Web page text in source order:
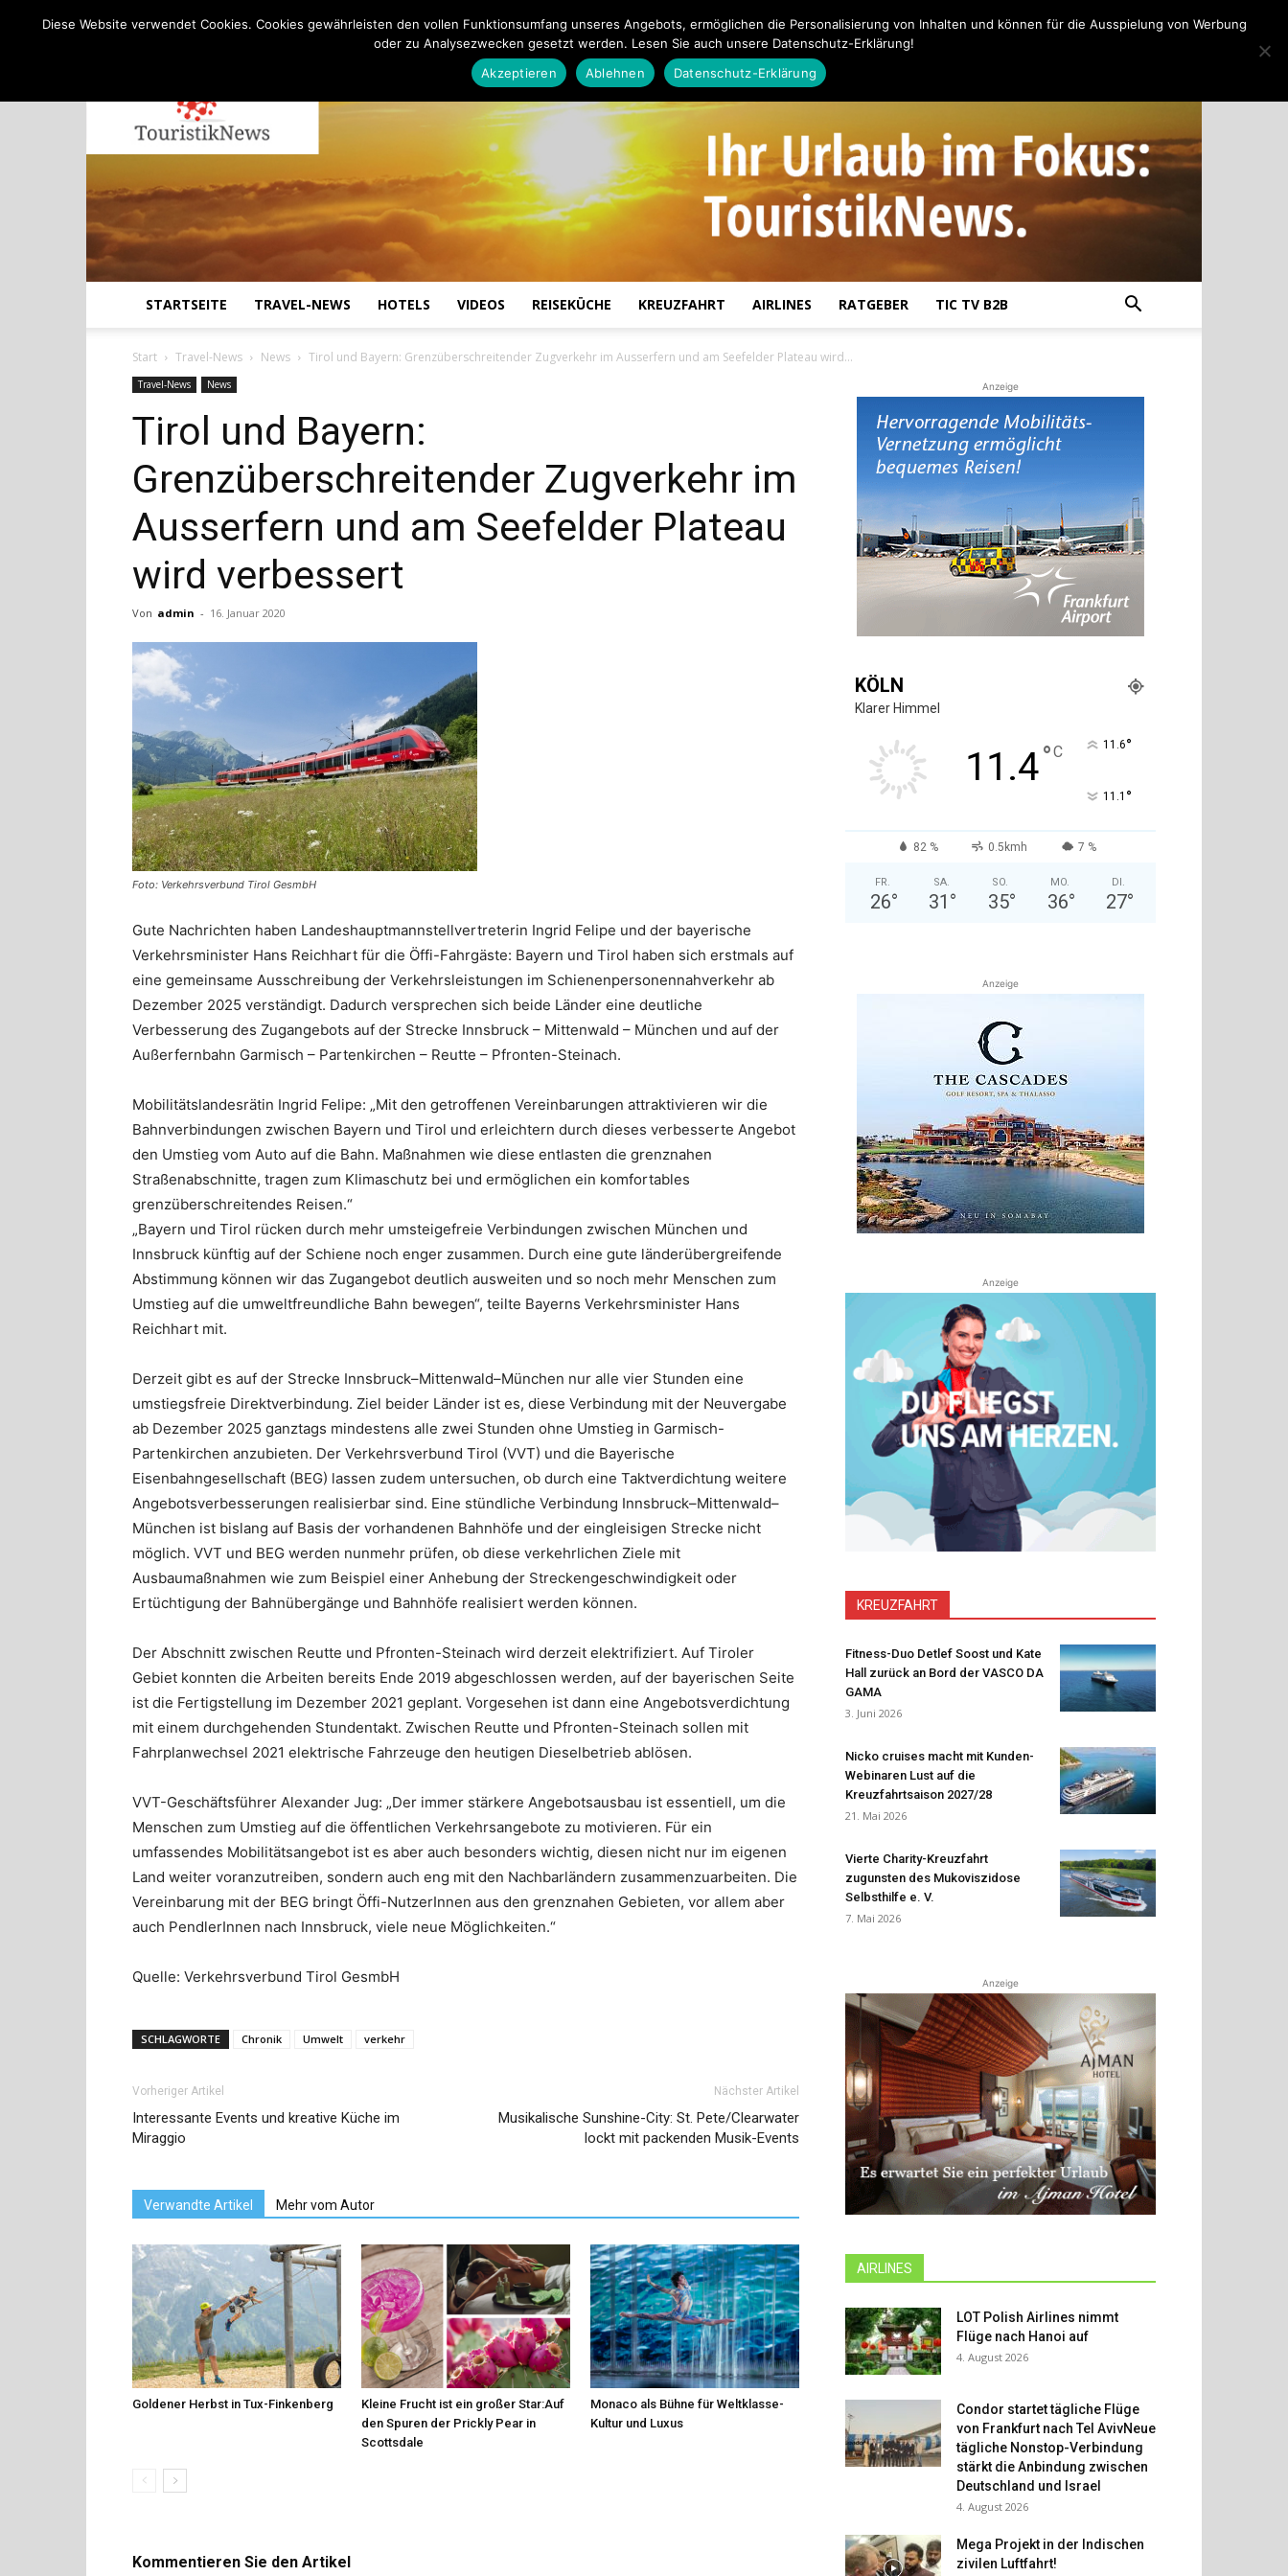
STARTSEITE TRAVEL-NEWS HOTELS VIDEOS REISEKÜCHE KREUZFAHRT AIRLINES RATGEBER TIC TV B2B
Start Travel-News News Tirol und Bayern: Grenzüberschreitender Zugverkehr im Ausserfern und am Seefelder Plateau wird...
Travel-News News
Tirol und Bayern:
Grenzüberschreitender Zugverkehr im
Ausserfern und am Seefelder Plateau
wird verbessert
Von admin - 16. Januar 2020
Foto: Verkehrsverbund Tirol GesmbH
Gute Nachrichten haben Landeshauptmannstellvertreterin Ingrid Felipe und der bayerische
Verkehrsminister Hans Reichhart für die Öffi-Fahrgäste: Bayern und Tirol haben sich erstmals auf
eine gemeinsame Ausschreibung der Verkehrsleistungen im Schienenpersonennahverkehr ab
Dezember 2025 verständigt. Dadurch versprechen sich beide Länder eine deutliche
Verbesserung des Zugangebots auf der Strecke Innsbruck – Mittenwald – München und auf der
Außerfernbahn Garmisch – Partenkirchen – Reutte – Pfronten-Steinach.
Mobilitätslandesrätin Ingrid Felipe: „Mit den getroffenen Vereinbarungen attraktivieren wir die
Bahnverbindungen zwischen Bayern und Tirol und erleichtern durch dieses verbesserte Angebot
den Umstieg vom Auto auf die Bahn. Maßnahmen wie diese entlasten die grenznahen
Straßenabschnitte, tragen zum Klimaschutz bei und ermöglichen ein komfortables
grenzüberschreitendes Reisen.“
„Bayern und Tirol rücken durch mehr umsteigefreie Verbindungen zwischen München und
Innsbruck künftig auf der Schiene noch enger zusammen. Durch eine gute länderübergreifende
Abstimmung können wir das Zugangebot deutlich ausweiten und so noch mehr Menschen zum
Umstieg auf die umweltfreundliche Bahn bewegen“, teilte Bayerns Verkehrsminister Hans
Reichhart mit.
Derzeit gibt es auf der Strecke Innsbruck–Mittenwald–München nur alle vier Stunden eine
umstiegsfreie Direktverbindung. Ziel beider Länder ist es, diese Verbindung mit der Neuvergabe
ab Dezember 2025 ganztags mindestens alle zwei Stunden ohne Umstieg in Garmisch-
Partenkirchen anzubieten. Der Verkehrsverbund Tirol (VVT) und die Bayerische
Eisenbahngesellschaft (BEG) lassen zudem untersuchen, ob durch eine Taktverdichtung weitere
Angebotsverbesserungen realisierbar sind. Eine stündliche Verbindung Innsbruck–Mittenwald–
München ist bislang auf Basis der vorhandenen Bahnhöfe und der eingleisigen Strecke nicht
möglich. VVT und BEG werden nunmehr prüfen, ob diese verkehrlichen Ziele mit
Ausbaumaßnahmen wie zum Beispiel einer Anhebung der Streckengeschwindigkeit oder
Ertüchtigung der Bahnübergänge und Bahnhöfe realisiert werden können.
Der Abschnitt zwischen Reutte und Pfronten-Steinach wird derzeit elektrifiziert. Auf Tiroler
Gebiet konnten die Arbeiten bereits Ende 2019 abgeschlossen werden, auf der bayerischen Seite
ist die Fertigstellung im Dezember 2021 geplant. Vorgesehen ist dann eine Angebotsverdichtung
mit einem durchgehenden Stundentakt. Zwischen Reutte und Pfronten-Steinach sollen mit
Fahrplanwechsel 2021 elektrische Fahrzeuge den heutigen Dieselbetrieb ablösen.
VVT-Geschäftsführer Alexander Jug: „Der immer stärkere Angebotsausbau ist essentiell, um die
Menschen zum Umstieg auf die öffentlichen Verkehrsangebote zu motivieren. Für ein
umfassendes Mobilitätsangebot ist es aber auch besonders wichtig, diesen nicht nur im eigenen
Land weiter voranzutreiben, sondern auch eng mit den Nachbarländern zusammenzuarbeiten. Die
Vereinbarung mit der BEG bringt Öffi-NutzerInnen aus den grenznahen Gebieten, vor allem aber
auch PendlerInnen nach Innsbruck, viele neue Möglichkeiten.“
Quelle: Verkehrsverbund Tirol GesmbH
SCHLAGWORTE Chronik Umwelt verkehr
Vorheriger Artikel
Interessante Events und kreative Küche im
Miraggio
Nächster Artikel
Musikalische Sunshine-City: St. Pete/Clearwater
lockt mit packenden Musik-Events
Verwandte Artikel Mehr vom Autor
Goldener Herbst in Tux-Finkenberg
Kleine Frucht ist ein großer Star:Auf
den Spuren der Prickly Pear in
Scottsdale
Monaco als Bühne für Weltklasse-
Kultur und Luxus
Kommentieren Sie den Artikel
Anzeige
KÖLN
Klarer Himmel
11.4°C 11.6°
11.1 °
82 % 0.5kmh 7 %
FR.
26°
SA.
31 °
SO.
35°
MO.
36°
DI.
27°
Anzeige
Anzeige
KREUZFAHRT
Fitness-Duo Detlef Soost und Kate
Hall zurück an Bord der VASCO DA
GAMA
3. Juni 2026
Nicko cruises macht mit Kunden-
Webinaren Lust auf die
Kreuzfahrtsaison 2027/28
21. Mai 2026
Vierte Charity-Kreuzfahrt
zugunsten des Mukoviszidose
Selbsthilfe e. V.
7. Mai 2026
Anzeige
AIRLINES
LOT Polish Airlines nimmt
Flüge nach Hanoi auf
4. August 2026
Condor startet tägliche Flüge
von Frankfurt nach Tel AvivNeue
tägliche Nonstop-Verbindung
stärkt die Anbindung zwischen
Deutschland und Israel
4. August 2026
Mega Projekt in der Indischen
zivilen Luftfahrt!
Diese Website verwendet Cookies. Cookies gewährleisten den vollen Funktionsumfang unseres Angebots, ermöglichen die Personalisierung von Inhalten und können für die Ausspielung von Werbung
oder zu Analysezwecken gesetzt werden. Lesen Sie auch unsere Datenschutz-Erklärung!
Akzeptieren
Ablehnen Datenschutz-Erklärung